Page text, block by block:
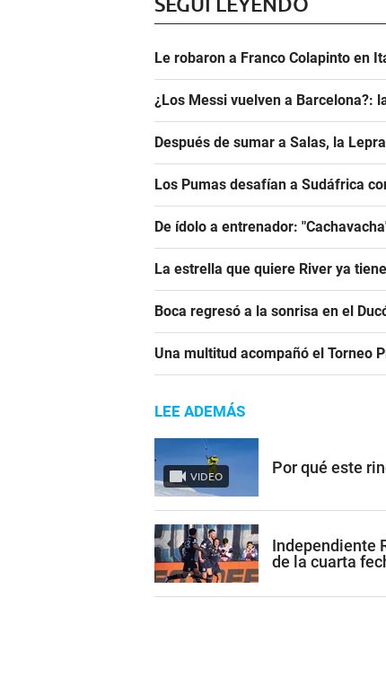
Le robaron a Franco Colapinto en
¿Los Messi vuelven a Barcelona?:
Después de sumar a Salas, la
Los Pumas desafían a Sudáfrica
De ídolo a entrenador:
La estrella que quiere River ya
Boca regresó a la sonrisa en el
Una multitud acompañó el Torneo
LEE ADEMÁS
VIDEO Por qué este
Independiente
de la cuarta